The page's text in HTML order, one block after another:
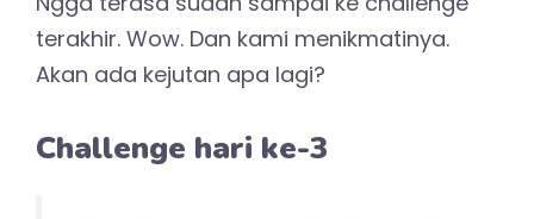
terakhir. Wow. Dan kami menikmatinya.
Akan ada kejutan apa lagi?
Challenge hari ke-3